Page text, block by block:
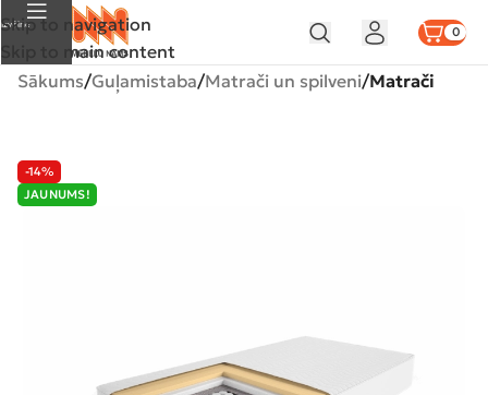
Skip to navigation
Skip to main content
Izvēlne 0
Sākums Guļamistaba Matrači un spilveni Matrači
-14%
JAUNUMS!